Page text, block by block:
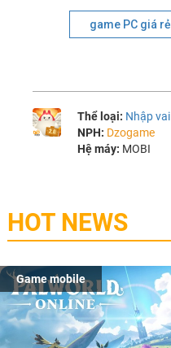
game PC giá rẻ
Thể loại: Nhập vai
NPH: Dzogame
Hệ máy: MOBI
HOT NEWS
Game mobile